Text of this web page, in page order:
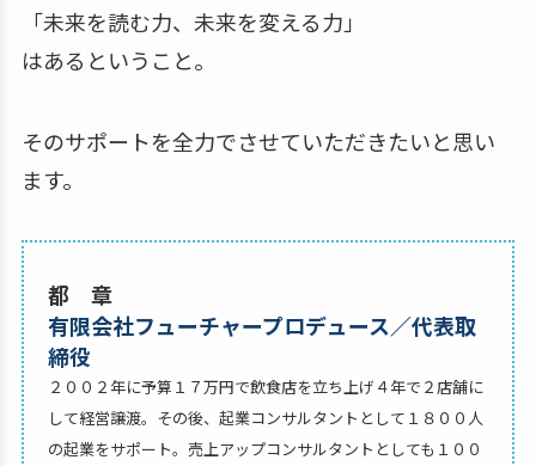
「未来を読む力、未来を変える力」
はあるということ。
そのサポートを全力でさせていただきたいと思い
ます。
都 章
有限会社フューチャープロデュース／代表取
締役
２００２年に予算１７万円で飲食店を立ち上げ４年で２店舗に
して経営譲渡。その後、起業コンサルタントとして１８００人
の起業をサポート。売上アップコンサルタントとしても１００